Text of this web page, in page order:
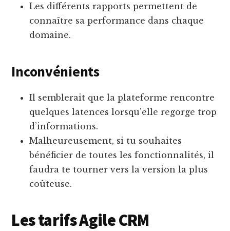
Les différents rapports permettent de
connaître sa performance dans chaque
domaine.
Inconvénients
Il semblerait que la plateforme rencontre
quelques latences lorsqu’elle regorge trop
d’informations.
Malheureusement, si tu souhaites
bénéficier de toutes les fonctionnalités, il
faudra te tourner vers la version la plus
coûteuse.
Les tarifs Agile CRM